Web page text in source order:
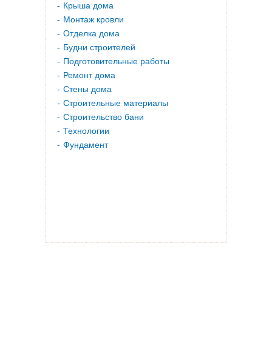
Крыша дома
Монтаж кровли
Отделка дома
Будни строителей
Подготовительные работы
Ремонт дома
Стены дома
Строительные материалы
Строительство бани
Технологии
Фундамент